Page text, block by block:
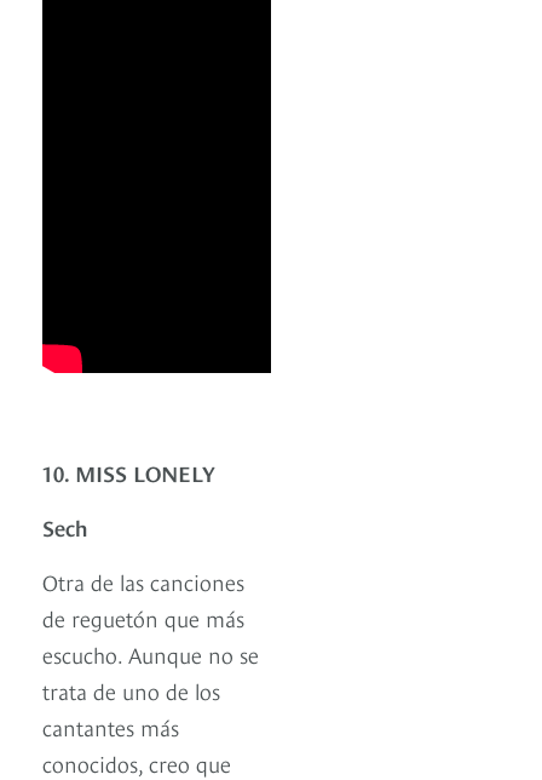
10. MISS LONELY
Sech
Otra de las canciones
de reguetón que más
escucho. Aunque no se
trata de uno de los
cantantes más
conocidos, creo que